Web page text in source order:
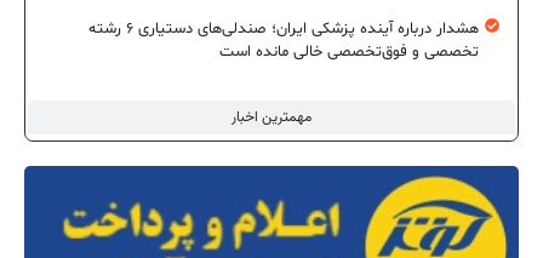
مهمترین اخبار
هشدار درباره آینده پزشکی ایران؛ صندلی‌های دستیاری ۶ رشته
تخصصی و فوق‌تخصصی خالی مانده است